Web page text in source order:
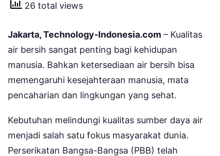
26 total views
Jakarta, Technology-Indonesia.com – Kualitas
air bersih sangat penting bagi kehidupan
manusia. Bahkan ketersediaan air bersih bisa
memengaruhi kesejahteraan manusia, mata
pencaharian dan lingkungan yang sehat.
Kebutuhan melindungi kualitas sumber daya air
menjadi salah satu fokus masyarakat dunia.
Perserikatan Bangsa-Bangsa (PBB) telah